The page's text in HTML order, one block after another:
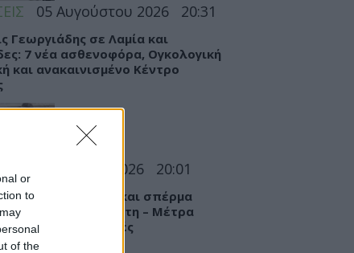
or
to
of the
05 Αυγούστου 2026 20:31
Γεωργιάδης σε Λαμία και
7 νέα ασθενοφόρα, Ογκολογική
και ανακαινισμένο Κέντρο
05 Αυγούστου 2026 20:01
λειτουργία και σπέρμα
από τη ζέστη – Μέτρα
στις διακοπές